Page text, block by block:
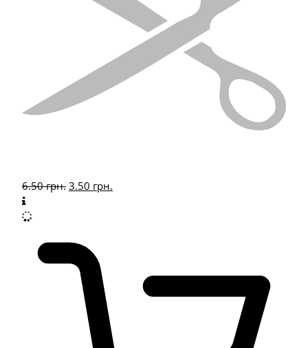
6.50грн. 3.50 грн.